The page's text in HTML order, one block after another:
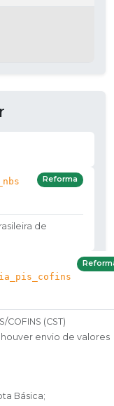
Reforma
de
(CST)
envio de valores
Básica;